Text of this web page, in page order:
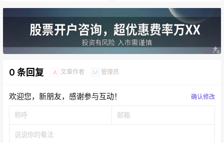
0 条回复 A 文章作者 M 管理员
欢迎您，新朋友，感谢参与互动！ 确认修改